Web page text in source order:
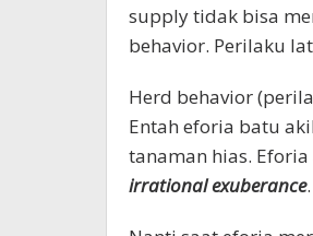
supply tidak bisa
behavior. Perilaku
Herd behavior
Entah eforia batu
tanaman hias.
irrational exuberance.